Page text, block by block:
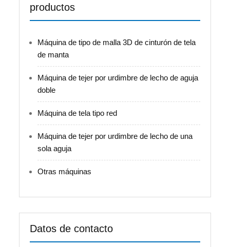
productos
Máquina de tipo de malla 3D de cinturón de tela
de manta
Máquina de tejer por urdimbre de lecho de aguja
doble
Máquina de tela tipo red
Máquina de tejer por urdimbre de lecho de una
sola aguja
Otras máquinas
Datos de contacto